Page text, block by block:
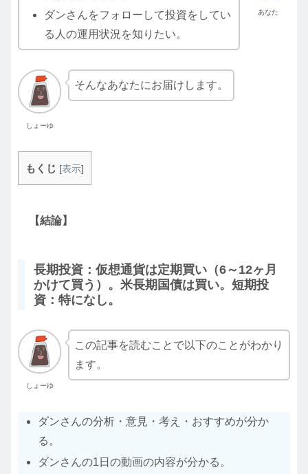
あなた
ダンさんをフォローして投資をしてい
る人の運用状況を知りたい。
しょーゆ
そんなあなたにお届けします。
もくじ [表示]
【結論】
長期投資：仮想通貨は定期買い（6～12ヶ月
かけて買う）。米長期国債は買い。短期投
資：特になし。
しょーゆ
この記事を読むことで以下のことがわかり
ます。
ダンさんの分析・意見・考え・おすすめが分か
る。
ダンさんの1日の動画の内容が分かる。